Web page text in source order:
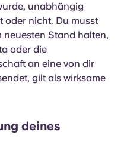
unabhängig
oder nicht. Du musst
neuesten Stand halten,
oder die
an eine von dir
gilt als wirksame
deines